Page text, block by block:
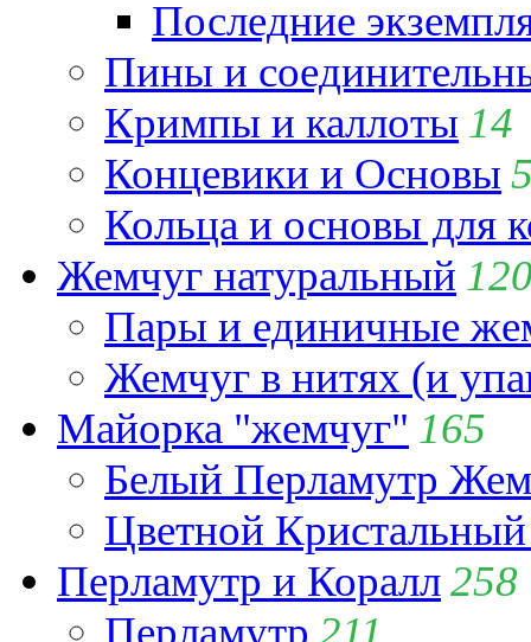
Последние
Пины и
Кримпы и каллоты 14
Концевики и Основы
Кольца и основы для
Жемчуг натуральный
Пары и единичные
Жемчуг в нитях (и
Майорка "жемчуг" 165
Белый Перламутр
Цветной
Перламутр и Коралл258
Перламутр 211